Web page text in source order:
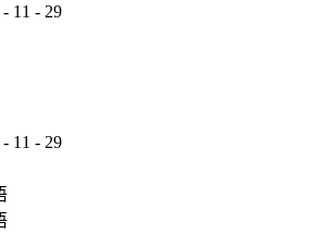
- 11 - 29
- 11 - 29